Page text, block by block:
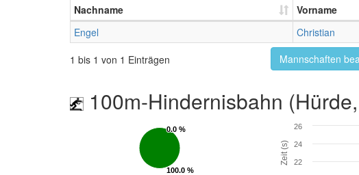
Nachname Vorname
Engel
Christian
1 bis 1 von 1 Einträgen
Mannschaften
100m-Hindernisbahn
0.0 %
0.0 %
100.0 %
100.0 %
Zeit (s) 22
24
26